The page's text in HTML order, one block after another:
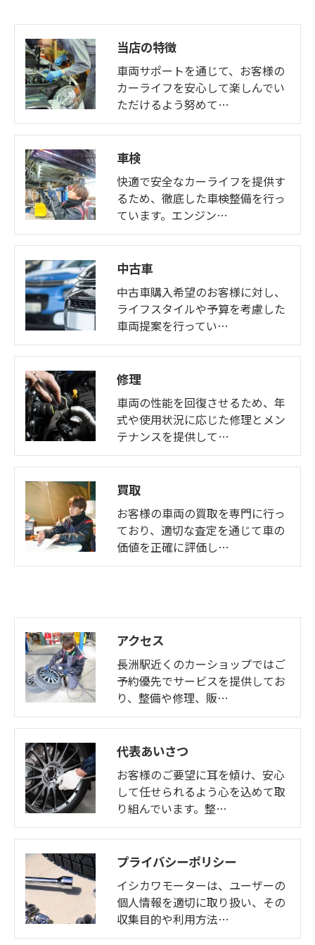
当店の特徴
車両サポートを通じて、お客様の
カーライフを安心して楽しんでい
ただけるよう努めて…
車検
快適で安全なカーライフを提供す
るため、徹底した車検整備を行っ
ています。エンジン…
中古車
中古車購入希望のお客様に対し、
ライフスタイルや予算を考慮した
車両提案を行ってい…
修理
車両の性能を回復させるため、年
式や使用状況に応じた修理とメン
テナンスを提供して…
買取
お客様の車両の買取を専門に行っ
ており、適切な査定を通じて車の
価値を正確に評価し…
アクセス
長洲駅近くのカーショップではご
予約優先でサービスを提供してお
り、整備や修理、販…
代表あいさつ
お客様のご要望に耳を傾け、安心
して任せられるよう心を込めて取
り組んでいます。整…
プライバシーポリシー
イシカワモーターは、ユーザーの
個人情報を適切に取り扱い、その
収集目的や利用方法…